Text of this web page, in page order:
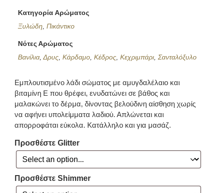
Κατηγορία Αρώματος
Ξυλώδη,Πικάντικο
Νότες Αρώματος
Βανίλια ,Δρυς ,Κάρδαμο ,Κέδρος ,Κεχριμπάρι ,Σανταλόξυλο
Εμπλουτισμένο λάδι σώματος με αμυγδαλέλαιο και
βιταμίνη Ε που θρέφει, ενυδατώνει σε βάθος και
μαλακώνει το δέρμα, δίνοντας βελούδινη αίσθηση χωρίς
να αφήνει υπολείμματα λαδιού. Απλώνεται και
απορροφάται εύκολα. Κατάλληλο και για μασάζ.
Προσθέστε Glitter
Προσθέστε Shimmer